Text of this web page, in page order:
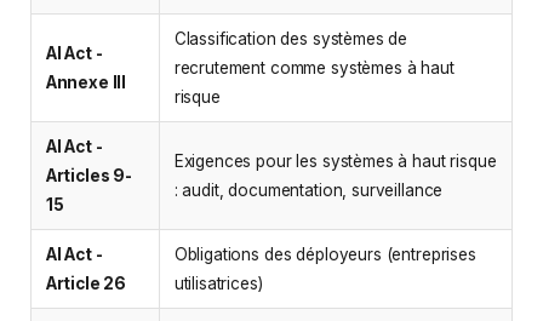
AI Act -
Annexe III
Classification des systèmes de
recrutement comme systèmes à haut
risque
AI Act -
Articles 9-
15
Exigences pour les systèmes à haut risque
: audit, documentation, surveillance
AI Act -
Article 26
Obligations des déployeurs (entreprises
utilisatrices)